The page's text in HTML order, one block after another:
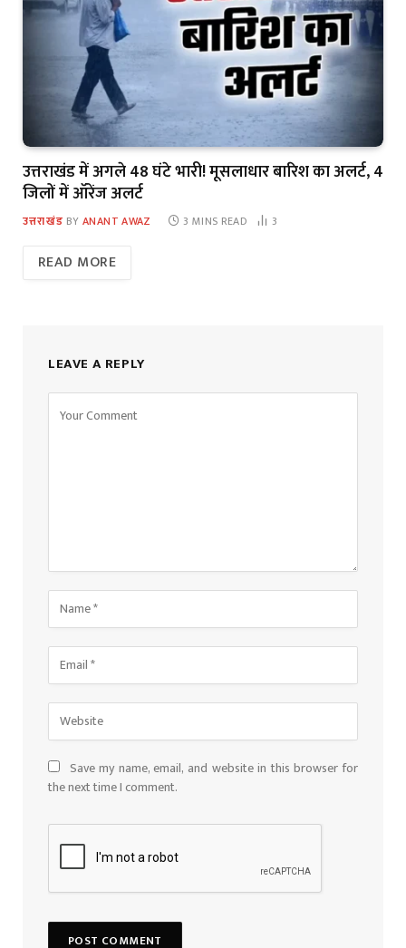
उत्तराखंड में अगले 48 घंटे भारी! मूसलाधार बारिश का अलर्ट, 4
जिलों में ऑरेंज अलर्ट
उत्तराखंड BY ANANT AWAZ 3 MINS READ 3
READ MORE
LEAVE A REPLY
Save my name, email, and website in this browser for
the next time I comment.